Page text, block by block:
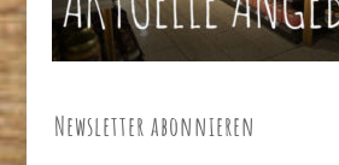
Newsletter abonnieren